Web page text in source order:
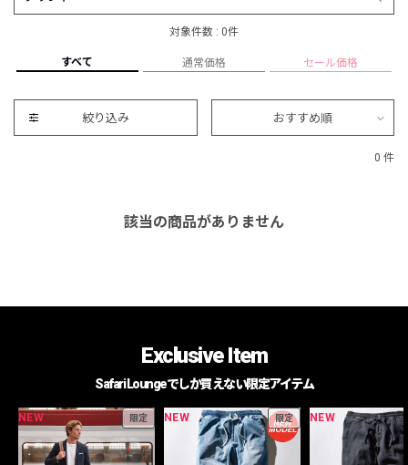
対象件数 : 0件
すべて 通常価格 セール価格
絞り込み おすすめ順
0 件
該当の商品がありません
Exclusive Item
Safari Loungeでしか買えない限定アイテム
NEW 限定 NEW 限定 NEW